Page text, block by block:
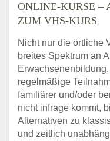
ONLINE-KURSE –
ZUM VHS-KURS
Nicht nur die örtliche
breites Spektrum an
regelmäßige
familiärer und/oder
nicht infrage kommt,
Alternativen zu
und zeitlich